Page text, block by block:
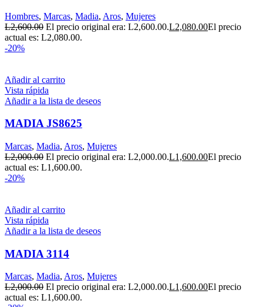
Hombres, Marcas, Madia, Aros, Mujeres
L2,600.00 El precio original era: L2,600.00.L2,080.00El precio
actual es: L2,080.00.
-20%
Añadir al carrito
Vista rápida
Añadir a la lista de deseos
MADIA JS8625
Marcas, Madia, Aros, Mujeres
L2,000.00 El precio original era: L2,000.00.L1,600.00El precio
actual es: L1,600.00.
-20%
Añadir al carrito
Vista rápida
Añadir a la lista de deseos
MADIA 3114
Marcas, Madia, Aros, Mujeres
L2,000.00 El precio original era: L2,000.00.L1,600.00El precio
actual es: L1,600.00.